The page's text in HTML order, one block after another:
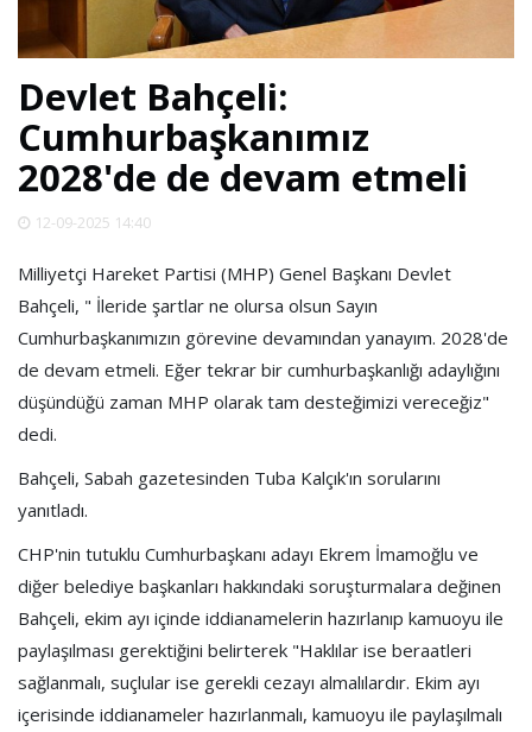
SPOR
DÜNYA
VİDEO
YAZARLAR
RESMİ
REKLAMLAR
Devlet Bahçeli:
Cumhurbaşkanımız
2028'de de devam etmeli
12-09-2025 14:40
Milliyetçi Hareket Partisi (MHP) Genel Başkanı Devlet
Bahçeli, " İleride şartlar ne olursa olsun Sayın
Cumhurbaşkanımızın görevine devamından yanayım. 2028'de
de devam etmeli. Eğer tekrar bir cumhurbaşkanlığı adaylığını
düşündüğü zaman MHP olarak tam desteğimizi vereceğiz"
dedi.
Bahçeli, Sabah gazetesinden Tuba Kalçık'ın sorularını
yanıtladı.
CHP'nin tutuklu Cumhurbaşkanı adayı Ekrem İmamoğlu ve
diğer belediye başkanları hakkındaki soruşturmalara değinen
Bahçeli, ekim ayı içinde iddianamelerin hazırlanıp kamuoyu ile
paylaşılması gerektiğini belirterek "Haklılar ise beraatleri
sağlanmalı, suçlular ise gerekli cezayı almalılardır. Ekim ayı
içerisinde iddianameler hazırlanmalı, kamuoyu ile paylaşılmalı